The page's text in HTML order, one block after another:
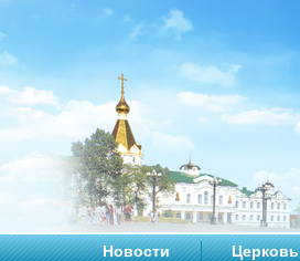
Новости Церковь